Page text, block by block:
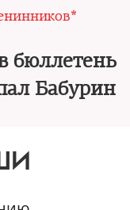
бюллетень
Бабурин